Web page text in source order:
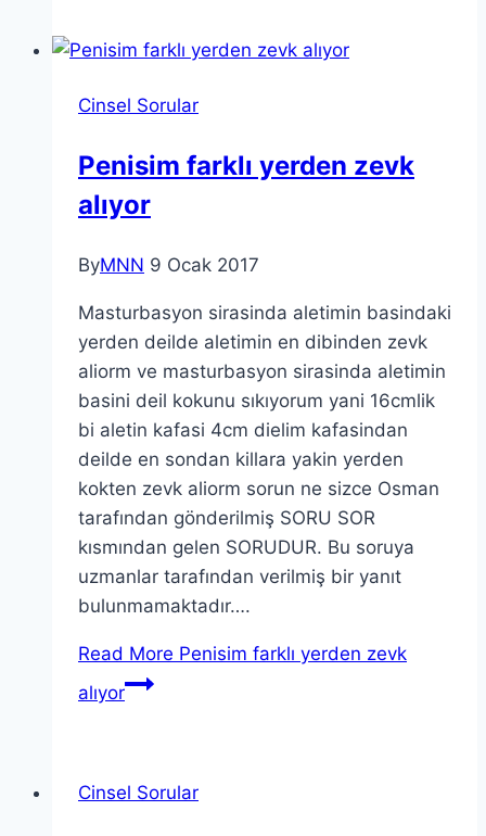
Cinsel Sorular
Penisim farklı yerden zevk
alıyor
ByMNN 9 Ocak 2017
Masturbasyon sirasinda aletimin basindaki
yerden deilde aletimin en dibinden zevk
aliorm ve masturbasyon sirasinda aletimin
basini deil kokunu sıkıyorum yani 16cmlik
bi aletin kafasi 4cm dielim kafasindan
deilde en sondan killara yakin yerden
kokten zevk aliorm sorun ne sizce Osman
tarafından gönderilmiş SORU SOR
kısmından gelen SORUDUR. Bu soruya
uzmanlar tarafından verilmiş bir yanıt
bulunmamaktadır….
Read More Penisim farklı yerden zevk
alıyor
Cinsel Sorular